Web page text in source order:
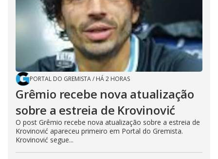
PORTAL DO GREMISTA/ HÁ 2 HORAS
Grêmio recebe nova atualização
sobre a estreia de Krovinović
O post Grêmio recebe nova atualização sobre a estreia de
Krovinović apareceu primeiro em Portal do Gremista.
Krovinović segue...